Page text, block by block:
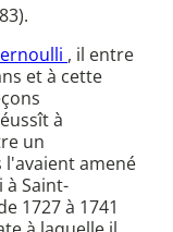
, il entre
et à cette
à
un
l'avaient amené
à Saint-
1727 à 1741